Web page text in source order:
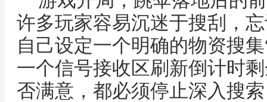
许多玩家容易沉迷于搜刮，
自己设定一个明确的物资搜
一个信号接收区刷新倒计时
否满意，都必须停止深入搜